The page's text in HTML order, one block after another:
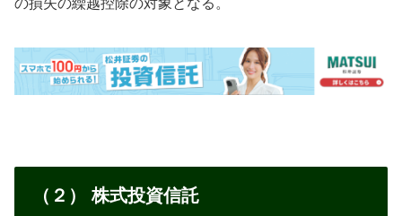
の損失の繰越控除の対象となる。
（２） 株式投資信託